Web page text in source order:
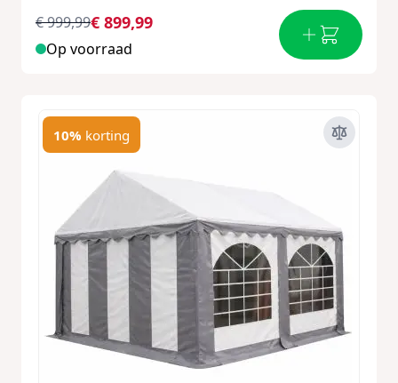
€ 899,99
€ 999,99
Op voorraad
10% korting